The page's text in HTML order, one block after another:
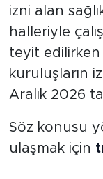
izni alan
halleriyle
teyit
kuruluşların
Aralık 2026
Söz konusu
ulaşmak için